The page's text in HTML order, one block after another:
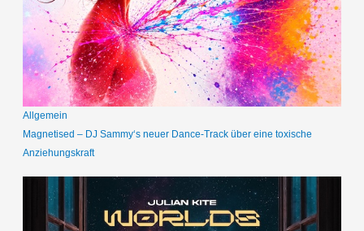
Allgemein
Magnetised – DJ Sammy‘s neuer Dance-Track über eine toxische
Anziehungskraft